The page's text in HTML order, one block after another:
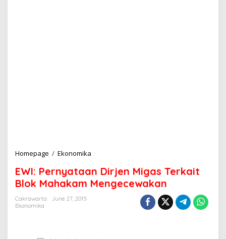
Homepage / Ekonomika
I
:
P
EWI: Pernyataan Dirjen Migas Terkait
Blok Mahakam Mengecewakan
Cakrawarta
June 27, 2015
Ekonomika